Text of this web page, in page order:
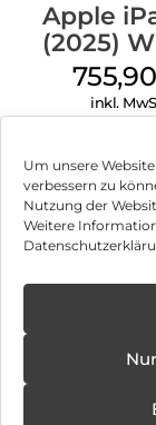
Um unsere
verbessern zu
Nutzung der
Weitere
Apple
(2025)
Cellular
Pink
755,90
inkl.
Impressum
Hinweis zur